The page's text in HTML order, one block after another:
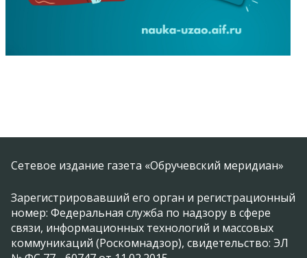
Сетевое издание газета «Обручевский меридиан»
Зарегистрировавший его орган и регистрационный
номер: Федеральная служба по надзору в сфере
связи, информационных технологий и массовых
коммуникаций (Роскомнадзор), свидетельство: ЭЛ